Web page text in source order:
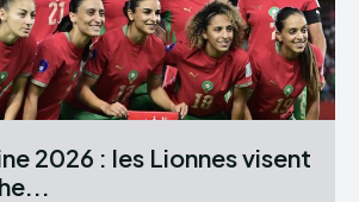
2026 : les Lionnes visent